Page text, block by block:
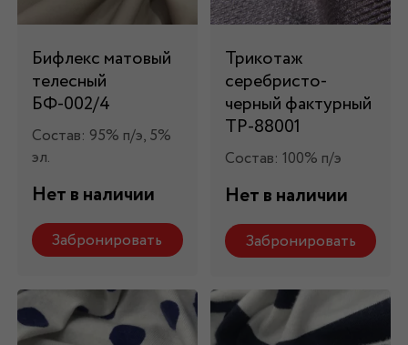
Бифлекс матовый
телесный
БФ-002/4
Состав: 95% п/э, 5%
эл.
Нет в наличии
Забронировать
Трикотаж
серебристо-
черный фактурный
ТР-88001
Состав: 100% п/э
Нет в наличии
Забронировать